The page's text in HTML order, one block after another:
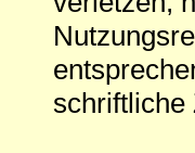
schriftliche